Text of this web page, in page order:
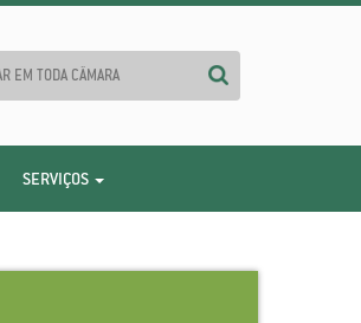
SERVIÇOS